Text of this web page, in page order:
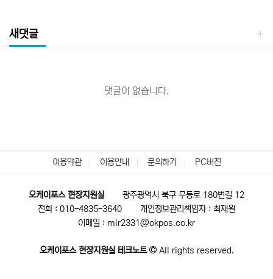
새댓글
댓글이 없습니다.
이용약관 이용안내 문의하기 PC버전
오케이포스 현장지원실
광주광역시 북구 무등로 180번길 12
전화 : 010-4835-3640
개인정보관리책임자 : 최재원
이메일 : mir2331@okpos.co.kr
오케이포스 현장지원실 테크노트 All rights reserved.